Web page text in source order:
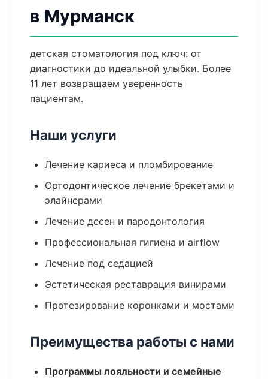
в Мурманск
детская стоматология под ключ: от
диагностики до идеальной улыбки. Более
11 лет возвращаем уверенность
пациентам.
Наши услуги
Лечение кариеса и пломбирование
Ортодонтическое лечение брекетами и
элайнерами
Лечение десен и пародонтология
Профессиональная гигиена и airflow
Лечение под седацией
Эстетическая реставрация винирами
Протезирование коронками и мостами
Преимущества работы с нами
Программы лояльности и семейные